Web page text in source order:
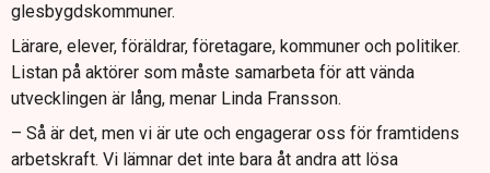
glesbygdskommuner.
Lärare, elever, föräldrar, företagare, kommuner och politiker.
Listan på aktörer som måste samarbeta för att vända
utvecklingen är lång, menar Linda Fransson.
– Så är det, men vi är ute och engagerar oss för framtidens
arbetskraft. Vi lämnar det inte bara åt andra att lösa